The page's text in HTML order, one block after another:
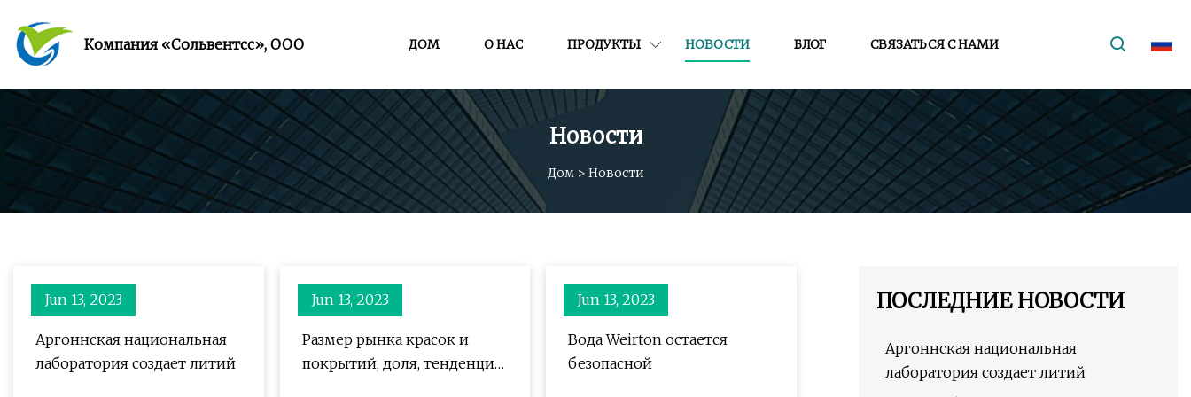
Компания «Сольвентсс», ООО ДОМ О НАС ПРОДУКТЫ НОВОСТИ БЛОГ СВЯЗАТЬСЯ С НАМИ
Новости
Дом > Новости
Jun 13, 2023
Аргоннская национальная
лаборатория создает литий
Jun 13, 2023
Размер рынка красок и
покрытий, доля, тенденции
Jun 13, 2023
Вода Weirton остается
безопасной
ПОСЛЕДНИЕ НОВОСТИ
Аргоннская национальная
лаборатория создает литий